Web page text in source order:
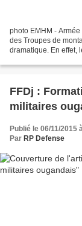
photo EMHM -
des Troupes de
dramatique. En effet,
FFDj :
militaires
Publié le 06/11/2015
Par RP Defense